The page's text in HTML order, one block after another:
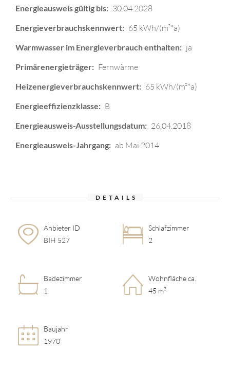
Energieausweis gültig bis: 30.04.2028
Energieverbrauchskennwert: 65 kWh/(m²*a)
Warmwasser im Energieverbrauch enthalten: ja
Primärenergieträger: Fernwärme
Heizenergieverbrauchskennwert: 65 kWh/(m²*a)
Energieeffizienzklasse: B
Energieausweis-Ausstellungsdatum: 26.04.2018
Energieausweis-Jahrgang: ab Mai 2014
DETAILS
Anbieter ID
BIH 527
Schlafzimmer
2
Badezimmer
1
Wohnfläche ca.
45 m²
Baujahr
1970